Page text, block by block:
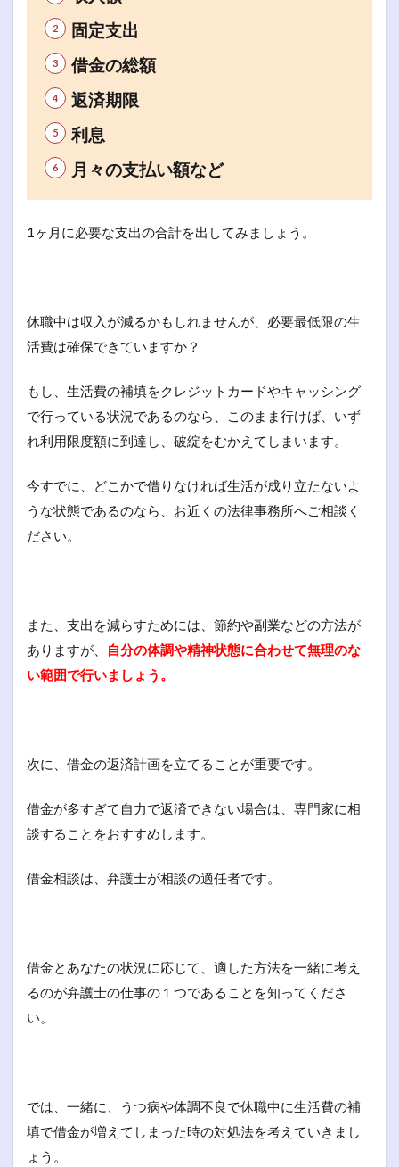
固定支出
借金の総額
返済期限
利息
月々の支払い額など
1ヶ月に必要な支出の合計を出してみましょう。
休職中は収入が減るかもしれませんが、必要最低限の生
活費は確保できていますか？
もし、生活費の補填をクレジットカードやキャッシング
で行っている状況であるのなら、このまま行けば、いず
れ利用限度額に到達し、破綻をむかえてしまいます。
今すでに、どこかで借りなければ生活が成り立たないよ
うな状態であるのなら、お近くの法律事務所へご相談く
ださい。
また、支出を減らすためには、節約や副業などの方法が
ありますが、
自分の体調や精神状態に合わせて無理のな
い範囲で行いましょう。
次に、借金の返済計画を立てることが重要です。
借金が多すぎて自力で返済できない場合は、専門家に相
談することをおすすめします。
借金相談は、弁護士が相談の適任者です。
借金とあなたの状況に応じて、適した方法を一緒に考え
るのが弁護士の仕事の１つであることを知ってくださ
い。
では、一緒に、うつ病や体調不良で休職中に生活費の補
填で借金が増えてしまった時の対処法を考えていきまし
ょう。